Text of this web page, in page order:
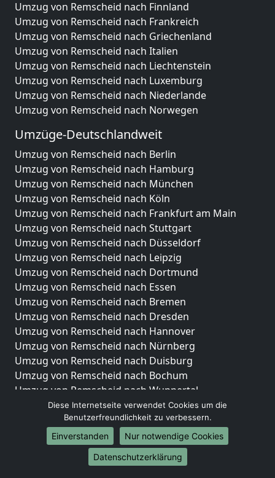
Umzug von Remscheid nach Finnland
Umzug von Remscheid nach Frankreich
Umzug von Remscheid nach Griechenland
Umzug von Remscheid nach Italien
Umzug von Remscheid nach Liechtenstein
Umzug von Remscheid nach Luxemburg
Umzug von Remscheid nach Niederlande
Umzug von Remscheid nach Norwegen
Umzüge-Deutschlandweit
Umzug von Remscheid nach Berlin
Umzug von Remscheid nach Hamburg
Umzug von Remscheid nach München
Umzug von Remscheid nach Köln
Umzug von Remscheid nach Frankfurt am Main
Umzug von Remscheid nach Stuttgart
Umzug von Remscheid nach Düsseldorf
Umzug von Remscheid nach Leipzig
Umzug von Remscheid nach Dortmund
Umzug von Remscheid nach Essen
Umzug von Remscheid nach Bremen
Umzug von Remscheid nach Dresden
Umzug von Remscheid nach Hannover
Umzug von Remscheid nach Nürnberg
Umzug von Remscheid nach Duisburg
Umzug von Remscheid nach Bochum
Umzug von Remscheid nach Wuppertal
Umzug von Remscheid nach Bielefeld
Umzug von Remscheid nach Bonn
Umzug von Remscheid nach Münster
Internationale-Umzüge
Diese Internetseite verwendet Cookies um die
Benutzerfreundlichkeit zu verbessern.
Einverstanden
Nur notwendige Cookies
Datenschutzerklärung